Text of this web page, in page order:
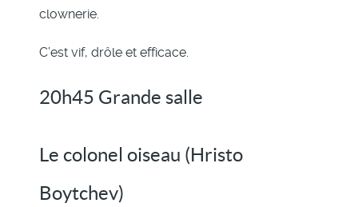
clownerie.
C’est vif, drôle et efficace.
20h45 Grande salle
Le colonel oiseau (Hristo
Boytchev)